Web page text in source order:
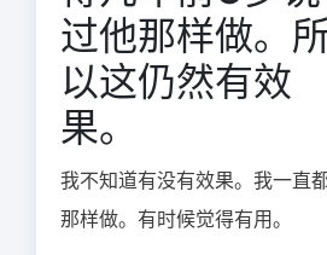
过他那样做。
以这仍然有效
果。
我不知道有没有效果。我一直
那样做。有时候觉得有用。